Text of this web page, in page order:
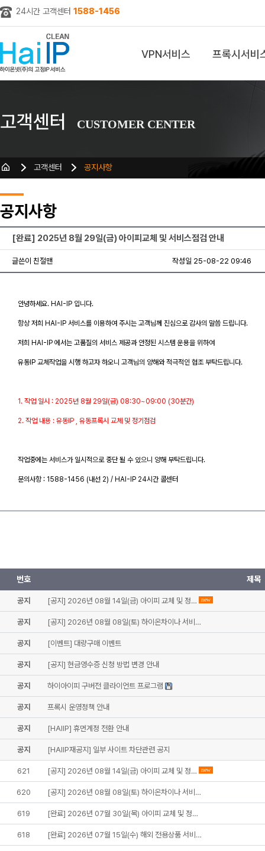
24시간 고객센터 1588-1456
VPN서비스 프록시서비
고객센터 CUSTOMER CENTER
고객센터 공지사항
공지사항
[완료] 2025년 8월 29일(금) 아이피교체 및 서비스점검 안내
글쓴이 친절맨 작성일 25-08-22 09:46
안녕하세요. HAI-IP 입니다.
항상 저희 HAI-IP 서비스를 이용하여 주시는 고객님께 진심으로 감사의 말씀 드립니다.
저희 HAI-IP 에서는 고품질의 서비스 제공과 안정된 시스템 운용을 위하여
유동IP 교체작업을 시행 하고자 하오니 고객님의 양해와 적극적인 협조 부탁드립니다.
1. 작업 일시 : 2025년 8월 29일(금) 08:30~09:00 (30분간)
2. 작업 내용 : 유동IP , 유동프록시 교체 및 정기점검
작업중에는 서비스가 일시적으로 중단 될 수 있으니 양해 부탁드립니다.
문의사항 : 1588-1456 (내선 2) / HAI-IP 24시간 콜센터
번호 제목
공지 [공지] 2026년 08월 14일(금) 아이피 교체 및 정… new
공지 [공지] 2026년 08월 08일(토) 하이온차이나 서비…
공지 [이벤트] 대량구매 이벤트
공지 [공지] 현금영수증 신청 방법 변경 안내
공지 하이아이피 구버전 클라이언트 프로그램
공지 프록시 운영정책 안내
공지 [HAIIP] 휴먼계정 전환 안내
공지 [HAIIP재공지] 일부 사이트 차단관련 공지
621 [공지] 2026년 08월 14일(금) 아이피 교체 및 정… new
620 [공지] 2026년 08월 08일(토) 하이온차이나 서비…
619 [완료] 2026년 07월 30일(목) 아이피 교체 및 정…
618 [완료] 2026년 07월 15일(수) 해외 전용상품 서비…